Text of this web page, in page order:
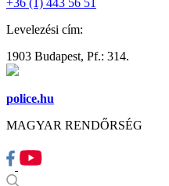
+36 (1) 443 56 51
Levelezési cím:
1903 Budapest, Pf.: 314.
police.hu
MAGYAR RENDŐRSÉG